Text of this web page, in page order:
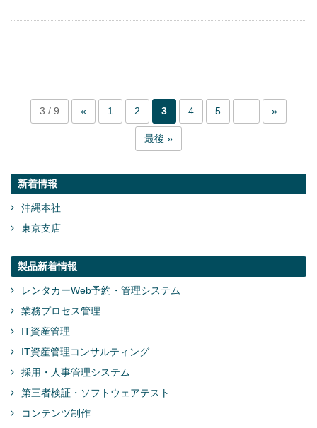
3 / 9 « 1 2 3 4 5 »
最後 »
新着情報
沖縄本社
東京支店
製品新着情報
レンタカーWeb予約・管理システム
業務プロセス管理
IT資産管理
IT資産管理コンサルティング
採用・人事管理システム
第三者検証・ソフトウェアテスト
コンテンツ制作